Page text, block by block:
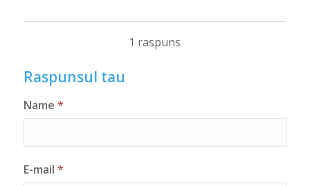
1 raspuns
Raspunsul tau
Name *
E-mail *